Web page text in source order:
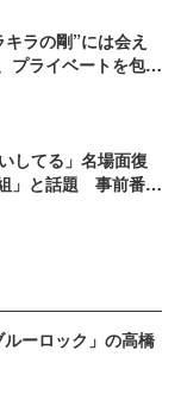
ラの剛”には会え
プライベートを包み
してる」名場面復
」と話題 事前番組
ーロック」の高橋